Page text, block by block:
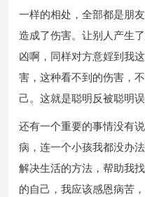
一样的相处，全部都是朋
造成了伤害。让别人产生
凶啊，同样对方意婬到我
害，这种看不到的伤害，
己。这就是聪明反被聪明误
还有一个重要的事情没有
病，连一个小孩我都没办
解决生活的方法，帮助我
的自己，我应该感恩病苦